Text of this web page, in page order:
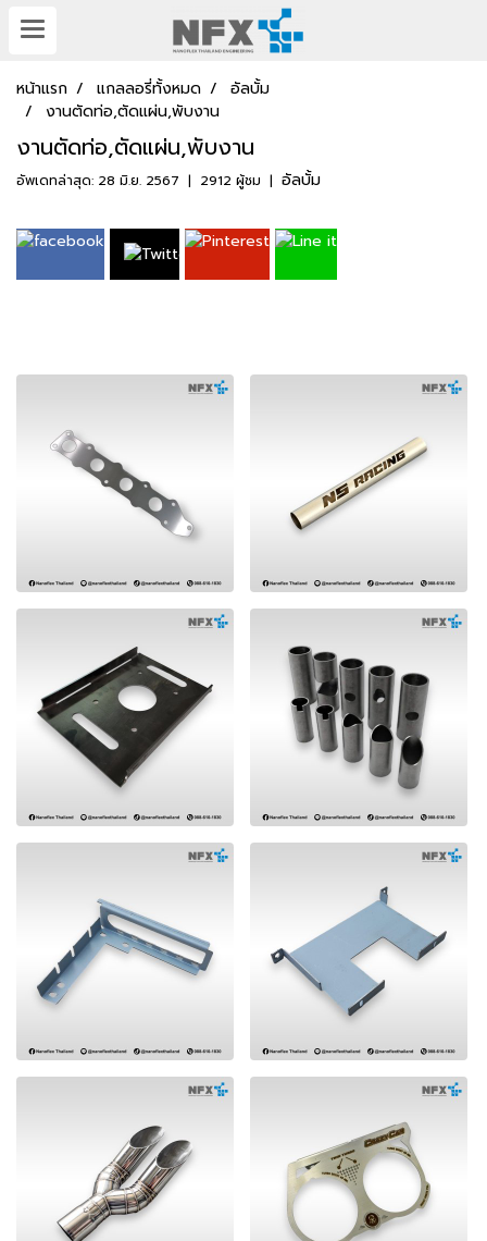
หน้าแรก แกลลอรี่ทั้งหมด
อัลบั้ม
งานตัดท่อ,ตัดแผ่น,พับงาน
งานตัดท่อ,ตัดแผ่น,พับงาน
อัพเดทล่าสุด: 28 มิ.ย. 2567 | 2912 ผู้ชม | อัลบั้ม